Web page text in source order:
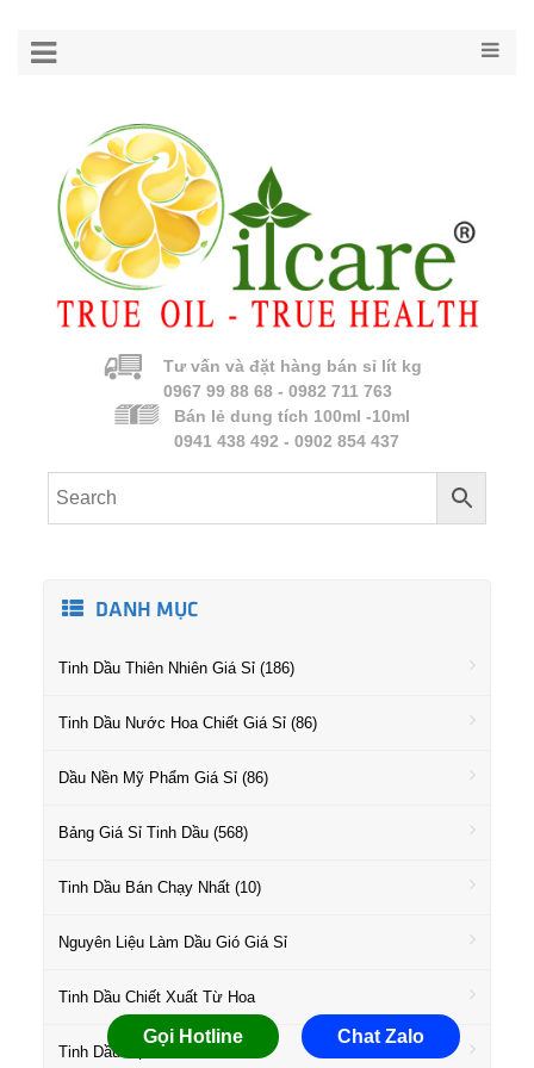
Tư vấn và đặt hàng bán sỉ lít kg
0967 99 88 68 - 0982 711 763
Bán lẻ dung tích 100ml -10ml
0941 438 492 - 0902 854 437
DANH MỤC
Tinh Dầu Thiên Nhiên Giá Sỉ (186)
Tinh Dầu Nước Hoa Chiết Giá Sỉ (86)
Dầu Nền Mỹ Phẩm Giá Sỉ (86)
Bảng Giá Sỉ Tinh Dầu (568)
Tinh Dầu Bán Chạy Nhất (10)
Nguyên Liệu Làm Dầu Gió Giá Sỉ
Tinh Dầu Chiết Xuất Từ Hoa
Tinh Dầu Họ Gỗ Giá Sỉ
Gọi Hotline Chat Zalo